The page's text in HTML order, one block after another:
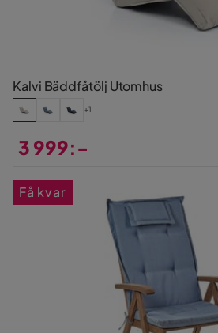
Kalvi Bäddfåtölj Utomhus
+1
3 999:-
Få kvar